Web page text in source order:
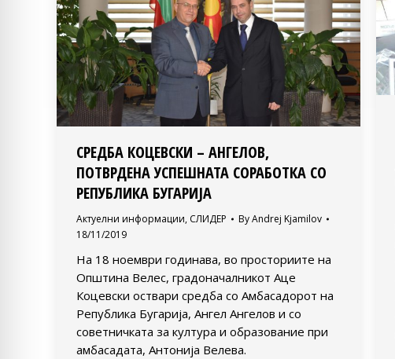
СРЕДБА КОЦЕВСКИ – АНГЕЛОВ,
ПОТВРДЕНА УСПЕШНАТА СОРАБОТКА СО
РЕПУБЛИКА БУГАРИЈА
Актуелни информации, СЛИДЕР ByAndrej Kjamilov
18/11/2019
На 18 ноември годинава, во просториите на
Општина Велес, градоначалникот Аце
Коцевски оствари средба со Амбасадорот на
Република Бугарија, Ангел Ангелов и со
советничката за култура и образование при
амбасадата, Антонија Велева.